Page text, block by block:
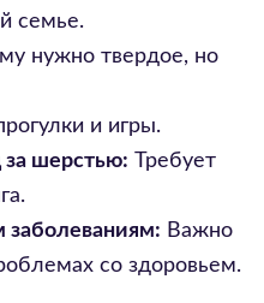
семье.
нужно твердое, но
и игры.
шерстью: Требует
заболеваниям: Важно
со здоровьем.